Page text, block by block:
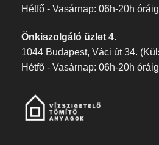
Hétfő - Vasárnap: 06h-20h óráig
Önkiszolgáló üzlet 4.
1044 Budapest, Váci út 34.
Hétfő - Vasárnap: 06h-20h óráig